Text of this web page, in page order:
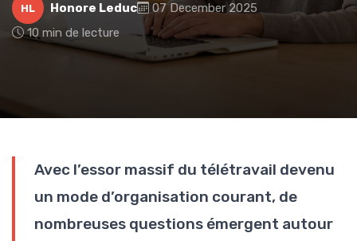
HL Honore Leduc
07 December 2025
10 min de lecture
Avec l’essor massif du télétravail devenu
un mode d’organisation courant, de
nombreuses questions émergent autour